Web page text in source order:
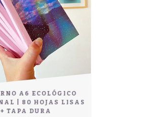
A6 ECOLÓGICO
| 80 HOJAS LISAS
+ TAPA DURA